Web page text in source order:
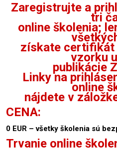
Zaregistrujte a
tri
online školenia;
získate certifikát
vzorku
publikácie
Linky na
online
nájdete v
CENA:
0 EUR – všetky školenia sú
Trvanie online